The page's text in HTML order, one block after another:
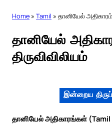
Home » Tamil » தானியேல் அதிகாரம்
தானியேல்
திருவிவிலியம்
இன்றைய
தானியேல் அதிகாரங்கள் (Tamil